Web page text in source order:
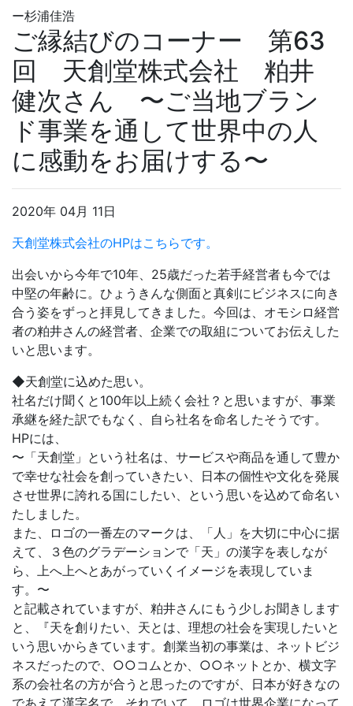
ー杉浦佳浩
ご縁結びのコーナー 第63
回 天創堂株式会社 粕井
健次さん 〜ご当地ブラン
ド事業を通して世界中の人
に感動をお届けする〜
2020年 04月 11日
天創堂株式会社のHPはこちらです。
出会いから今年で10年、25歳だった若手経営者も今では
中堅の年齢に。ひょうきんな側面と真剣にビジネスに向き
合う姿をずっと拝見してきました。今回は、オモシロ経営
者の粕井さんの経営者、企業での取組についてお伝えした
いと思います。
◆天創堂に込めた思い。
社名だけ聞くと100年以上続く会社？と思いますが、事業
承継を経た訳でもなく、自ら社名を命名したそうです。
HPには、
〜「天創堂」という社名は、サービスや商品を通して豊か
で幸せな社会を創っていきたい、日本の個性や文化を発展
させ世界に誇れる国にしたい、という思いを込めて命名い
たしました。
また、ロゴの一番左のマークは、「人」を大切に中心に据
えて、３色のグラデーションで「天」の漢字を表しなが
ら、上へ上へとあがっていくイメージを表現していま
す。〜
と記載されていますが、粕井さんにもう少しお聞きします
と、『天を創りたい、天とは、理想の社会を実現したいと
いう思いからきています。創業当初の事業は、ネットビジ
ネスだったので、○○コムとか、○○ネットとか、横文字
系の会社名の方が合うと思ったのですが、日本が好きなの
であえて漢字名で、それでいて、ロゴは世界企業になって